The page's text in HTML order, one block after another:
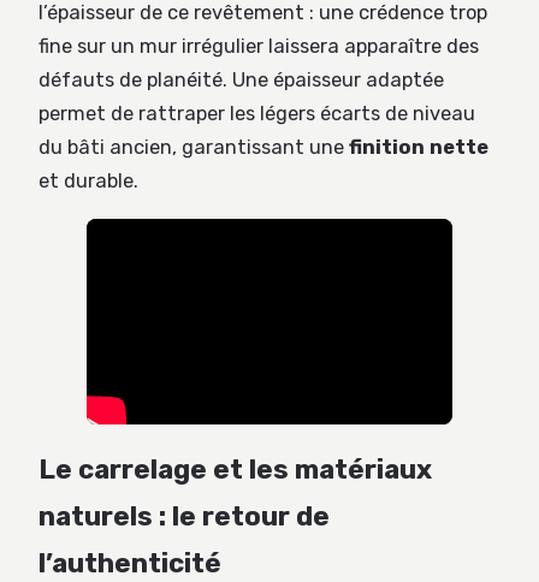
l’épaisseur de ce revêtement : une crédence trop
fine sur un mur irrégulier laissera apparaître des
défauts de planéité. Une épaisseur adaptée
permet de rattraper les légers écarts de niveau
du bâti ancien, garantissant une finition nette
et durable.
Le carrelage et les matériaux
naturels : le retour de
l’authenticité